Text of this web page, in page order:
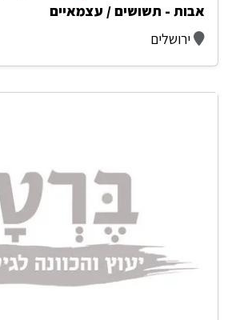
אבות - תשושים / עצמאיים
ירושלים